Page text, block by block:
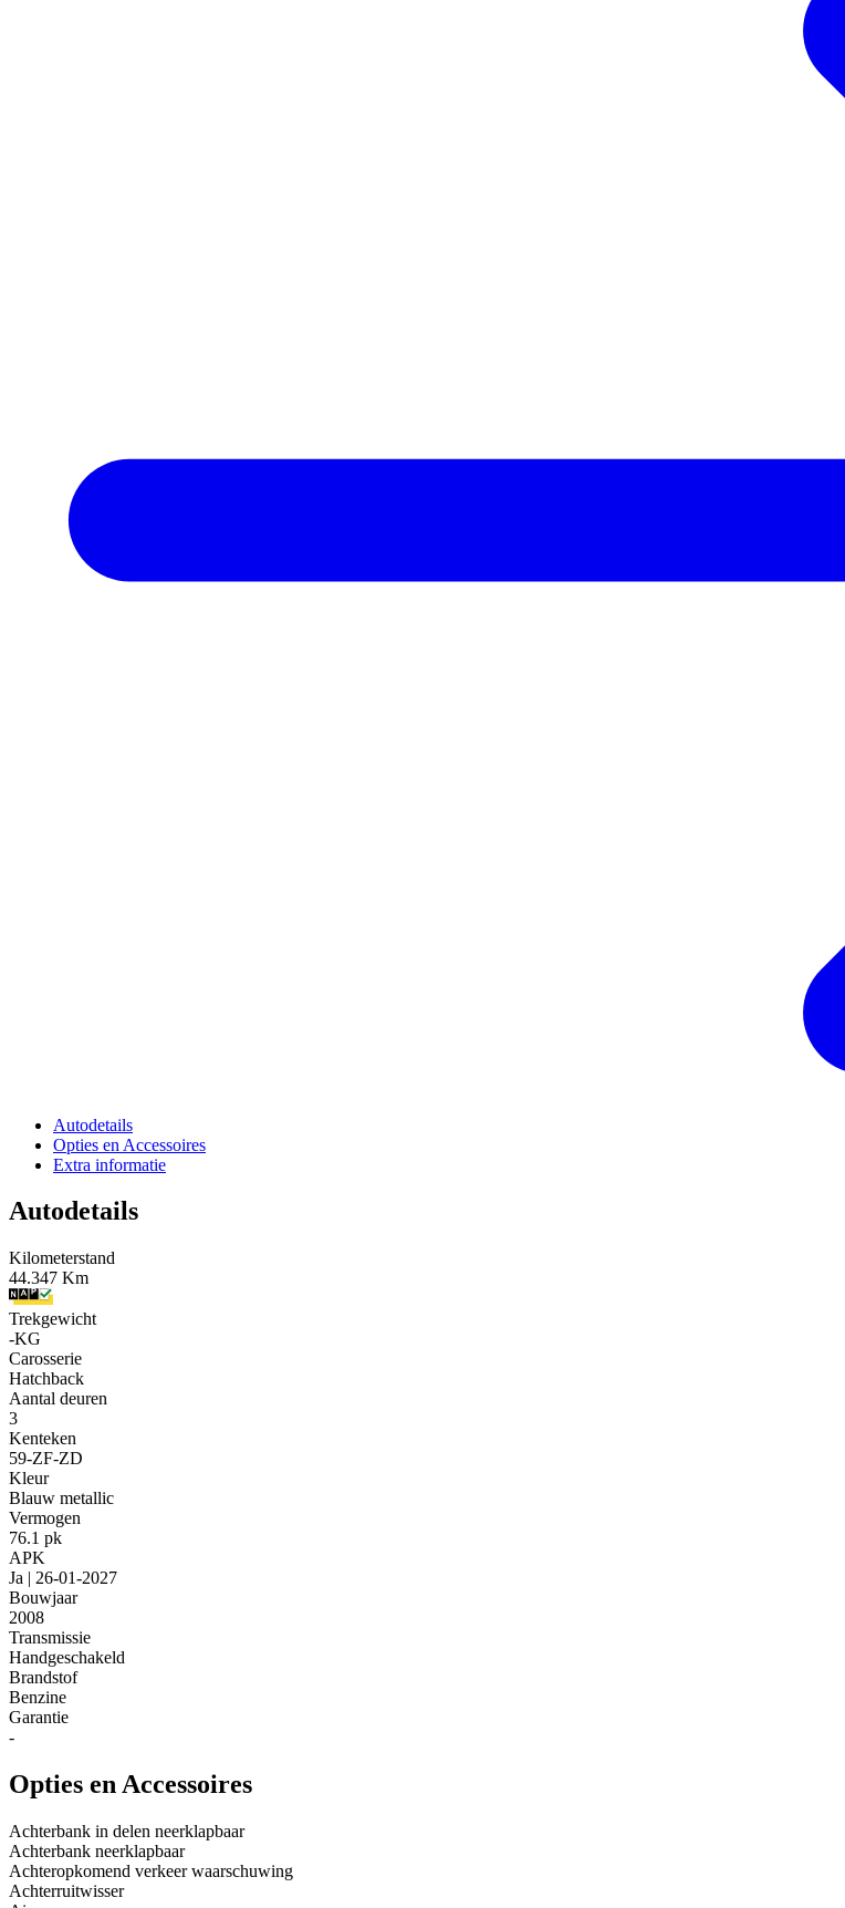
Autodetails
Opties en Accessoires
Extra informatie
Autodetails
Kilometerstand
44.347 Km
Trekgewicht
-KG
Carosserie
Hatchback
Aantal deuren
3
Kenteken
59-ZF-ZD
Kleur
Blauw metallic
Vermogen
76.1 pk
APK
Ja | 26-01-2027
Bouwjaar
2008
Transmissie
Handgeschakeld
Brandstof
Benzine
Garantie
-
Opties en Accessoires
Achterbank in delen neerklapbaar
Achterbank neerklapbaar
Achteropkomend verkeer waarschuwing
Achterruitwisser